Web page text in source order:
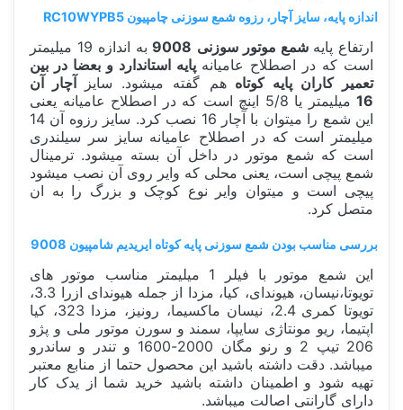
اندازه پایه، سایز آچار، رزوه شمع سوزنی چامپیون RC10WYPB5
ارتفاع پایه شمع موتور سوزنی 9008
به اندازه 19 میلیمتر
است که در اصطلاح عامیانهپایه استاندارد و بعضا در بین
تعمیر کاران پایه کوتاههم گفته میشود. سایز
آچار آن
16
میلیمتر یا 5/8 اینچ است که در اصطلاح عامیانه یعنی
این شمع را میتوان با آچار 16 نصب کرد. سایز رزوه آن 14
میلیمتر است که در اصطلاح عامیانه سایز سر سیلندری
است که شمع موتور در داخل آن بسته میشود. ترمینال
شمع پیچی است،‌ یعنی محلی که وایر روی آن نصب میشود
پیچی است و میتوان وایر نوع کوچک و بزرگ را به ان
متصل کرد.
بررسی مناسب بودن شمع سوزنی پایه کوتاه ایریدیم شامپیون 9008
این شمع موتور با فیلر 1 میلیمتر مناسب موتور های
تویوتا،نیسان، هیوندای، کیا، مزدا از جمله هیوندای ازرا 3.3،
تویوتا کمری 2.4، نیسان ماکسیما، رونیز، مزدا 323، کیا
اپتیما، ریو مونتاژی سایپا، سمند و سورن موتور ملی و پژو
206 تیپ 2 و رنو مگان 2000-1600 و تندر و ساندرو
میباشد. دقت داشته باشید این محصول حتما از منابع معتبر
تهیه شود و اطمینان داشته باشید خرید شما از یدک کار
دارای گارانتی اصالت میباشد.